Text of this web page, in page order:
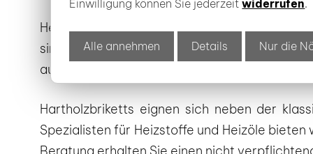
Hellmuth Energie ist der geeignete Anbieter
sind wir seit 1992 als Fachhandel für
ausführlich über aktuelle
Hartholzbriketts eignen sich neben der
Spezialisten für Heizstoffe und Heizöle
Beratung erhalten Sie einen nicht
Einwilligung können Sie jederzeitwiderrufen.
Alle annehmen Details Nur die